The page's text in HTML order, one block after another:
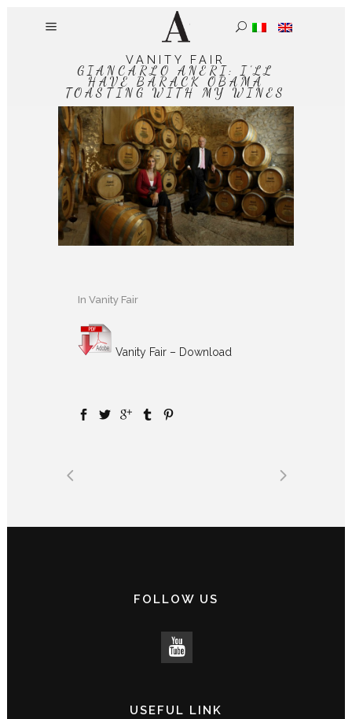
VANITY FAIR
GIANCARLO ANERI: I’LL
HAVE BARACK OBAMA
TOASTING WITH MY WINES
In Vanity Fair
Vanity Fair – Download
FOLLOW US
USEFUL LINK